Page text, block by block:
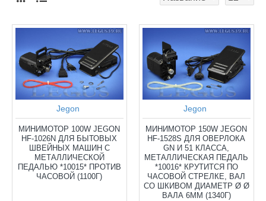
Jegon
МИНИМОТОР 100W JEGON
HF-1026N ДЛЯ БЫТОВЫХ
ШВЕЙНЫХ МАШИН С
МЕТАЛЛИЧЕСКОЙ
ПЕДАЛЬЮ *10015* ПРОТИВ
ЧАСОВОЙ (1100Г)
Jegon
МИНИМОТОР 150W JEGON
HF-1528S ДЛЯ ОВЕРЛОКА
GN И 51 КЛАССА,
МЕТАЛЛИЧЕСКАЯ ПЕДАЛЬ
*10016* КРУТИТСЯ ПО
ЧАСОВОЙ СТРЕЛКЕ, ВАЛ
СО ШКИВОМ ДИАМЕТР Ø Ø
ВАЛА 6ММ (1340Г)